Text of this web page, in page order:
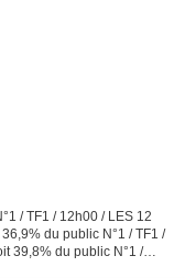
/ TF1 / 12h00 / LES 12
du public N°1 / TF1 /
39,8% du public N°1 /